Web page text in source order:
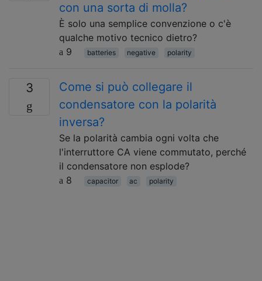
con una sorta di molla?
È solo una semplice convenzione o c'è
qualche motivo tecnico dietro?
9
batteries negative polarity
3
Come si può collegare il
condensatore con la polarità
inversa?
Se la polarità cambia ogni volta che
l'interruttore CA viene commutato, perché
il condensatore non esplode?
8
capacitor ac polarity